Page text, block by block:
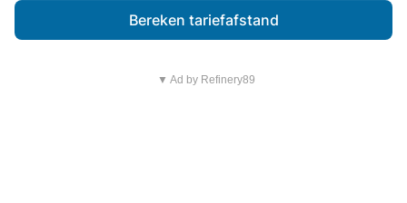
Bereken tariefafstand
▼ Ad by Refinery89